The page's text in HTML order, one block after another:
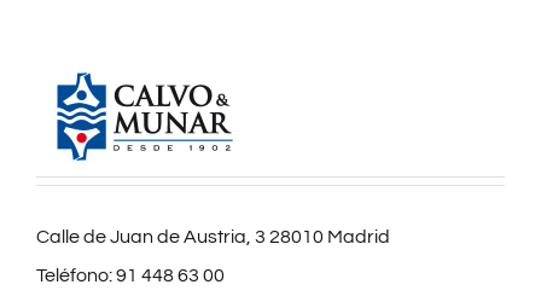
Calle de Juan de Austria, 3 28010 Madrid
Teléfono:91 448 63 00